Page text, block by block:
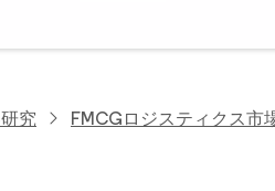
究 FMCGロジスティクス市